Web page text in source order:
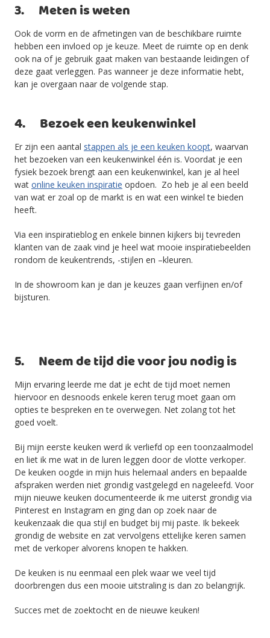
3. Meten is weten
Ook de vorm en de afmetingen van de beschikbare ruimte
hebben een invloed op je keuze. Meet de ruimte op en denk
ook na of je gebruik gaat maken van bestaande leidingen of
deze gaat verleggen. Pas wanneer je deze informatie hebt,
kan je overgaan naar de volgende stap.
4. Bezoek een keukenwinkel
Er zijn een aantal stappen als je een keuken koopt, waarvan
het bezoeken van een keukenwinkel één is. Voordat je een
fysiek bezoek brengt aan een keukenwinkel, kan je al heel
wat online keuken inspiratie opdoen. Zo heb je al een beeld
van wat er zoal op de markt is en wat een winkel te bieden
heeft.
Via een inspiratieblog en enkele binnen kijkers bij tevreden
klanten van de zaak vind je heel wat mooie inspiratiebeelden
rondom de keukentrends, -stijlen en –kleuren.
In de showroom kan je dan je keuzes gaan verfijnen en/of
bijsturen.
5. Neem de tijd die voor jou nodig is
Mijn ervaring leerde me dat je echt de tijd moet nemen
hiervoor en desnoods enkele keren terug moet gaan om
opties te bespreken en te overwegen. Net zolang tot het
goed voelt.
Bij mijn eerste keuken werd ik verliefd op een toonzaalmodel
en liet ik me wat in de luren leggen door de vlotte verkoper.
De keuken oogde in mijn huis helemaal anders en bepaalde
afspraken werden niet grondig vastgelegd en nageleefd. Voor
mijn nieuwe keuken documenteerde ik me uiterst grondig via
Pinterest en Instagram en ging dan op zoek naar de
keukenzaak die qua stijl en budget bij mij paste. Ik bekeek
grondig de website en zat vervolgens ettelijke keren samen
met de verkoper alvorens knopen te hakken.
De keuken is nu eenmaal een plek waar we veel tijd
doorbrengen dus een mooie uitstraling is dan zo belangrijk.
Succes met de zoektocht en de nieuwe keuken!